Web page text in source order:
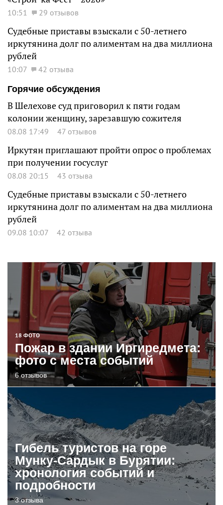
10:51 29 отзывов
Судебные приставы взыскали с 50-летнего
иркутянина долг по алиментам на два миллиона
рублей
10:07
42 отзыва
Горячие обсуждения
В Шелехове суд приговорил к пяти годам
колонии женщину, зарезавшую сожителя
08.08 17:49 47 отзывов
Иркутян приглашают пройти опрос о проблемах
при получении госуслуг
08.08 20:15 43 отзыва
Судебные приставы взыскали с 50-летнего
иркутянина долг по алиментам на два миллиона
рублей
09.08 10:07 42 отзыва
18 ФОТО
Пожар в здании Иргиредмета:
фото с места событий
6 отзывов
Гибель туристов на горе
Мунку-Сардык в Бурятии:
хронология событий и
подробности
3 отзыва